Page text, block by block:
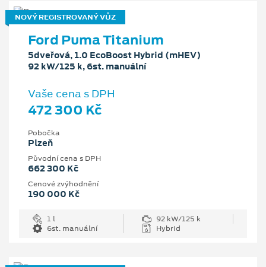
NOVÝ REGISTROVANÝ VŮZ
Ford Puma Titanium
5dveřová, 1.0 EcoBoost Hybrid (mHEV)
92 kW/125 k, 6st. manuální
Vaše cena s DPH
472 300 Kč
Pobočka
Plzeň
Původní cena s DPH
662 300 Kč
Cenové zvýhodnění
190 000 Kč
1 l
92 kW/125 k
6st. manuální
Hybrid